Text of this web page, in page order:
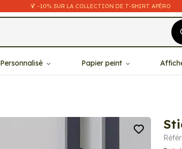
🍹 -10% SUR LA COLLECTION DE T-SHIRT APÉRO
Personnalisé Papier peint